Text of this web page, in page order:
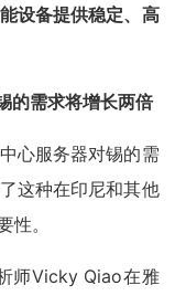
设备提供稳定、高
的需求将增长两倍
心服务器对锡的需
这种在印尼和其他
性。
师Vicky Qiao在雅